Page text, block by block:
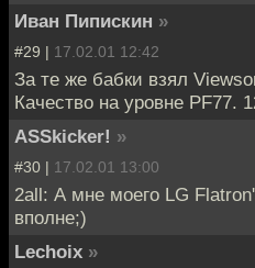
Иван Пипискин »
#29 | 17.02.01 12:42
За те же бабки взял
Качество на уровне PF77.
ASSkicker! »
#30 | 17.02.01 13:00
2all: А мне моего LG
вполне;)
Lechoix »